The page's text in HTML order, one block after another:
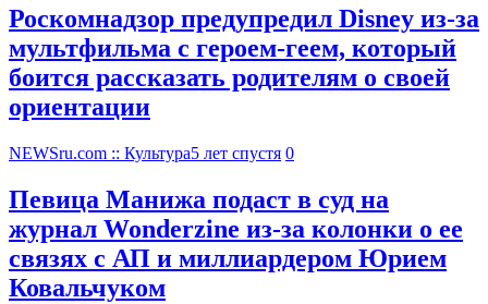
Роскомнадзор предупредил Disney из-за
мультфильма c героем-геем, который
боится рассказать родителям о своей
ориентации
NEWSru.com :: Культура5 лет спустя 0
Певица Манижа подаст в суд на
журнал Wonderzine из-за колонки о ее
связях с АП и миллиардером Юрием
Ковальчуком